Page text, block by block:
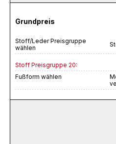
Grundpreis
Stoff/Leder Preisgruppe
wählen
Stoff Preisgruppe 20:
Fußform wählen